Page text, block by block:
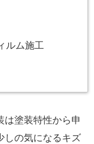
ルム施工
塗装特性から申
しの気になるキズ